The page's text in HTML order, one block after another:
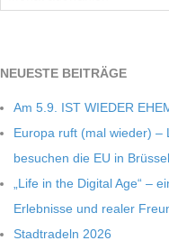
NEU­ESTE BEITRÄGE
Am 5.9. IST WIEDER
Europa ruft (mal wie­der) –
besu­chen die EU in
„Life in the Digi­tal Age“ –
Erleb­nisse und rea­ler
Stadt­ra­deln 2026